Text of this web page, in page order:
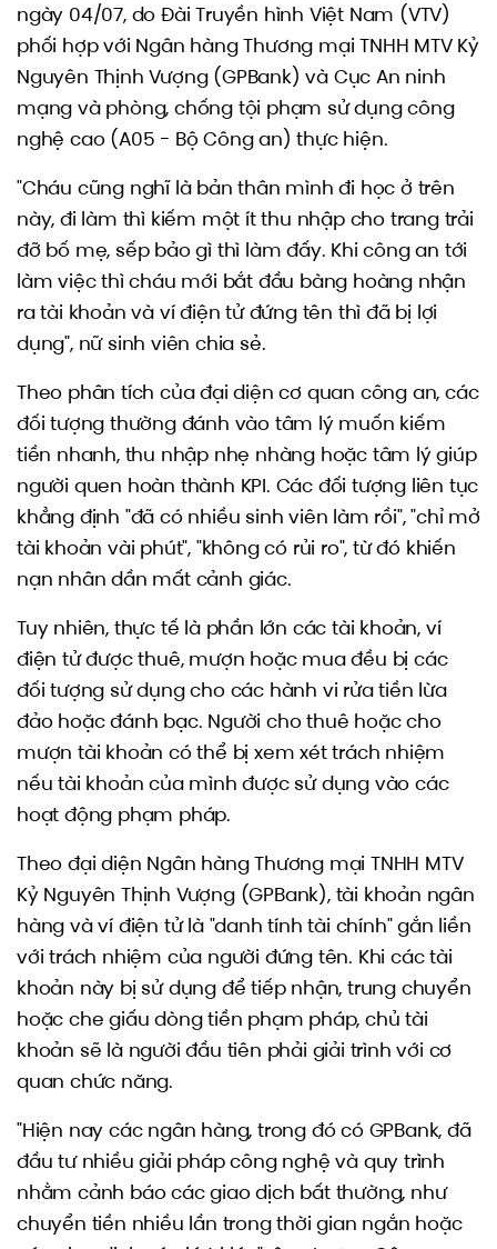
ngày 04/07, do Đài Truyền hình Việt Nam (VTV)
phối hợp với Ngân hàng Thương mại TNHH MTV Kỷ
Nguyên Thịnh Vượng (GPBank) và Cục An ninh
mạng và phòng, chống tội phạm sử dụng công
nghệ cao (A05 - Bộ Công an) thực hiện.
"Cháu cũng nghĩ là bản thân mình đi học ở trên
này, đi làm thì kiếm một ít thu nhập cho trang trải
đỡ bố mẹ, sếp bảo gì thì làm đấy. Khi công an tới
làm việc thì cháu mới bắt đầu bàng hoàng nhận
ra tài khoản và ví điện tử đứng tên thì đã bị lợi
dụng", nữ sinh viên chia sẻ.
Theo phân tích của đại diện cơ quan công an, các
đối tượng thường đánh vào tâm lý muốn kiếm
tiền nhanh, thu nhập nhẹ nhàng hoặc tâm lý giúp
người quen hoàn thành KPI. Các đối tượng liên tục
khẳng định "đã có nhiều sinh viên làm rồi", "chỉ mở
tài khoản vài phút", "không có rủi ro", từ đó khiến
nạn nhân dần mất cảnh giác.
Tuy nhiên, thực tế là phần lớn các tài khoản, ví
điện tử được thuê, mượn hoặc mua đều bị các
đối tượng sử dụng cho các hành vi rửa tiền lừa
đảo hoặc đánh bạc. Người cho thuê hoặc cho
mượn tài khoản có thể bị xem xét trách nhiệm
nếu tài khoản của mình được sử dụng vào các
hoạt động phạm pháp.
Theo đại diện Ngân hàng Thương mại TNHH MTV
Kỷ Nguyên Thịnh Vượng (GPBank), tài khoản ngân
hàng và ví điện tử là "danh tính tài chính" gắn liền
với trách nhiệm của người đứng tên. Khi các tài
khoản này bị sử dụng để tiếp nhận, trung chuyển
hoặc che giấu dòng tiền phạm pháp, chủ tài
khoản sẽ là người đầu tiên phải giải trình với cơ
quan chức năng.
"Hiện nay các ngân hàng, trong đó có GPBank, đã
đầu tư nhiều giải pháp công nghệ và quy trình
nhằm cảnh báo các giao dịch bất thường, như
chuyển tiền nhiều lần trong thời gian ngắn hoặc